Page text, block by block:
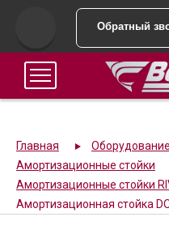
Обратный
Главная
Оборудование
Амортизационные стойки
Амортизационные стойки
Амортизационная стойка